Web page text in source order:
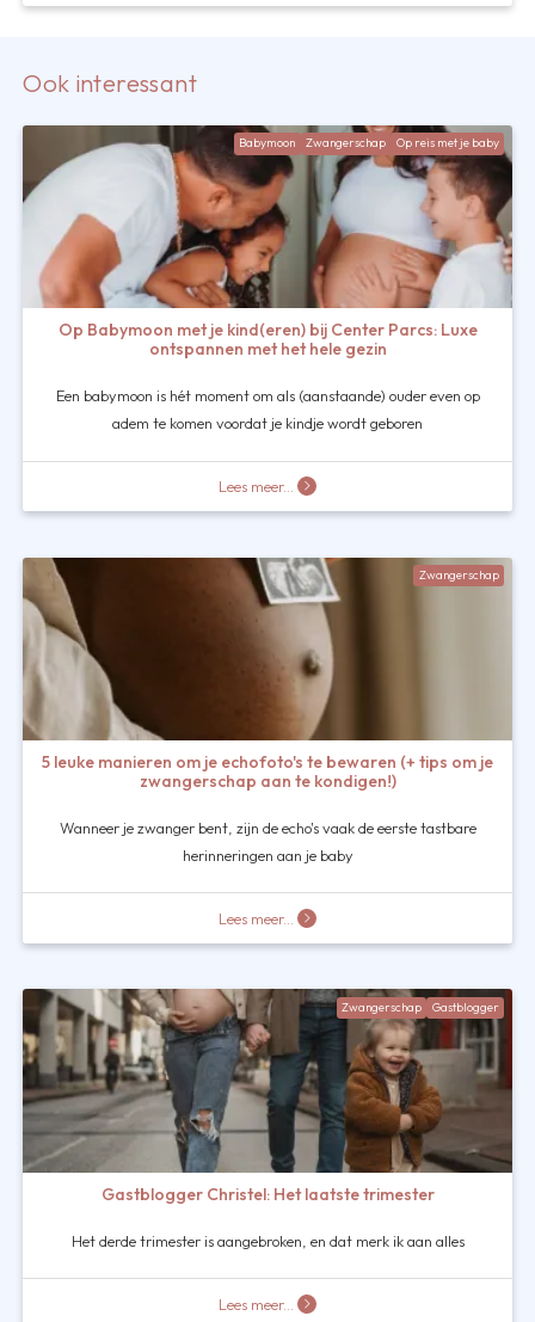
Ook interessant
Babymoon Zwangerschap Op reis met je baby
Op Babymoon met je kind(eren) bij Center Parcs: Luxe
ontspannen met het hele gezin
Een babymoon is hét moment om als (aanstaande) ouder even op
adem te komen voordat je kindje wordt geboren
Lees meer...
Zwangerschap
5 leuke manieren om je echofoto's te bewaren (+ tips om je
zwangerschap aan te kondigen!)
Wanneer je zwanger bent, zijn de echo's vaak de eerste tastbare
herinneringen aan je baby
Lees meer...
Zwangerschap Gastblogger
Gastblogger Christel: Het laatste trimester
Het derde trimester is aangebroken, en dat merk ik aan alles
Lees meer...